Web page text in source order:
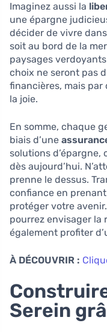
Imaginez aussi la
une épargne
décider de vivre
soit au bord de la
paysages
choix ne seront pas
financières, mais
la joie.
En somme, chaque
biais d’une
solutions d’épargne,
dès aujourd’hui.
prenne le dessus.
confiance en
protéger votre
pourrez envisager la
également profiter
À DÉCOUVRIR :
Serein